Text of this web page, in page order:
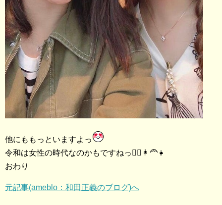
他にももっといますよっ
令和は女性の時代なのかもですねっ👱‍♀️👩‍🦰👧
おわり
元記事(ameblo：和田正義のブログ)へ